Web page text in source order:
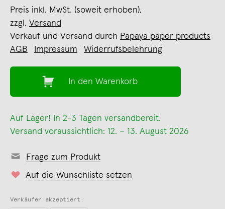
Preis inkl. MwSt. (soweit erhoben),
zzgl. Versand
Verkauf und Versand durch Papaya paper products
AGB
Impressum Widerrufsbelehrung
In den Warenkorb
Auf Lager! In 2-3 Tagen versandbereit.
Versand voraussichtlich: 12. – 13. August 2026
Frage zum Produkt
Auf die Wunschliste setzen
Verkäufer akzeptiert: